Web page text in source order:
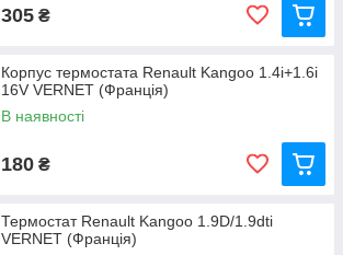
305 ₴
Корпус термостата Renault Kangoo 1.4i+1.6i
16V VERNET (Франція)
В наявності
180 ₴
Термостат Renault Kangoo 1.9D/1.9dti
VERNET (Франція)